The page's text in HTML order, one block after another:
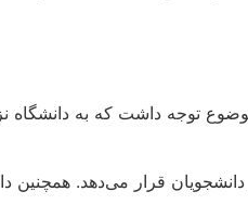
توجه داشت که به دانشگاه
قرار می‌دهد. همچنین